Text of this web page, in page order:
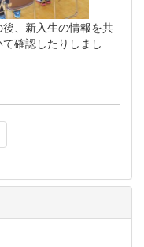
、新入生の情報を共
確認したりしまし